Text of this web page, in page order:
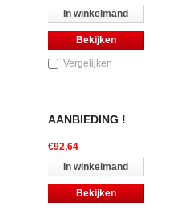
In winkelmand
Bekijken
Vergelijken
AANBIEDING !
€92,64
In winkelmand
Bekijken